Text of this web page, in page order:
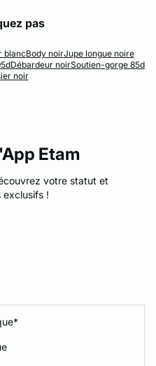
pas
blancBody noirJupe longue noire
Débardeur noirSoutien-gorge 85d
noir
Etam
votre statut et
!